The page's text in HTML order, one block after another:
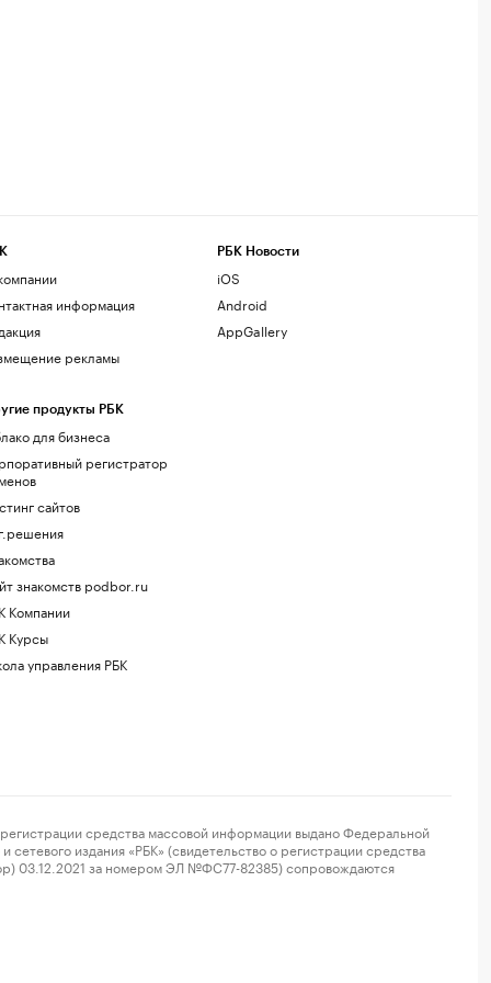
информация
рекламы
продукты РБК
для бизнеса
регистратор
сайтов
знакомств podbor.ru
Компании
Курсы
управления РБК
РБК Новости
iOS
Android
AppGallery
средства массовой информации выдано Федеральной
издания «РБК» (свидетельство о регистрации средства
03.12.2021 за номером ЭЛ №ФС77-82385) сопровождаются